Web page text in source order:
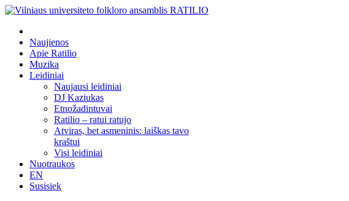
Naujienos
Apie Ratilio
Muzika
Leidiniai
Naujausi leidiniai
DJ Kaziukas
Etnožadintuvai
Ratilio – ratui ratujo
Atviras, bet asmeninis: laiškas tavo
kraštui
Visi leidiniai
Nuotraukos
EN
Susisiek